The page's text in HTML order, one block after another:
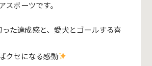
スポーツです。
った達成感と、愛犬とゴールする喜
クセになる感動